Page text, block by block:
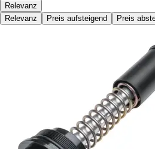
Relevanz
Relevanz
Preis aufsteigend Preis